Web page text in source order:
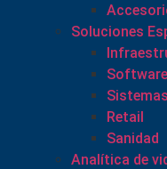
Soluciones
Retail
Sanidad
Analítica de